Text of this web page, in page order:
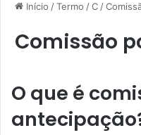
Início /Termo /C /
Comissão
O que é